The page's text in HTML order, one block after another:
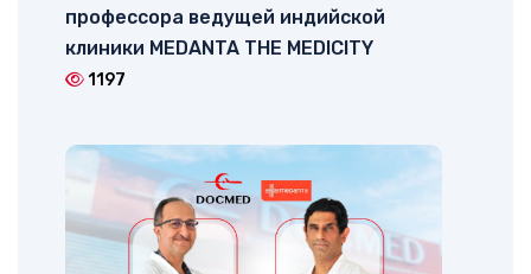
профессора ведущей индийской
клиники MEDANTA THE MEDICITY
1197